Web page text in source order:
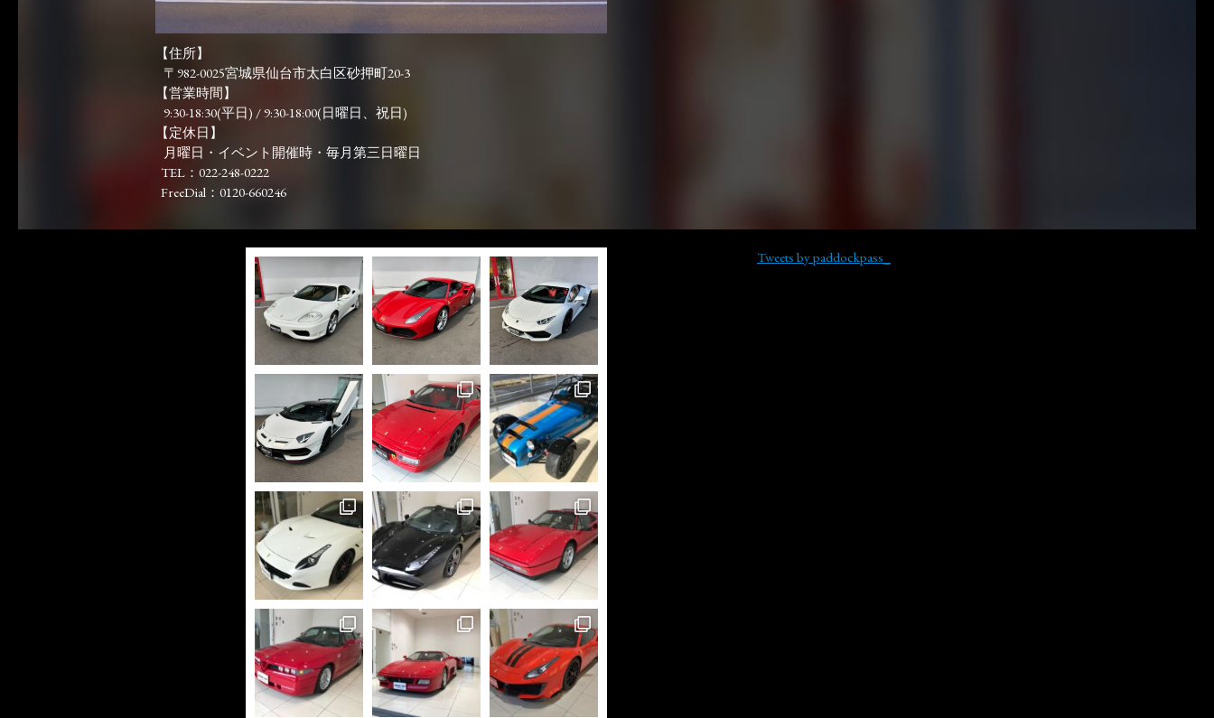
【住所】
〒982-0025宮城県仙台市太白区砂押町20-3
【営業時間】
9:30-18:30(平日) / 9:30-18:00(日曜日、祝日)
【定休日】
月曜日・イベント開催時・毎月第三日曜日
TEL：022-248-0222
FreeDial：0120-660246
Tweets by paddockpass_